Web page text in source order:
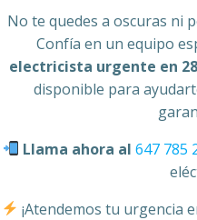
No te quedes a oscuras ni
Confía en un equipo
electricista urgente en
disponible para
Llama ahora al 647 785
¡Atendemos tu urgencia